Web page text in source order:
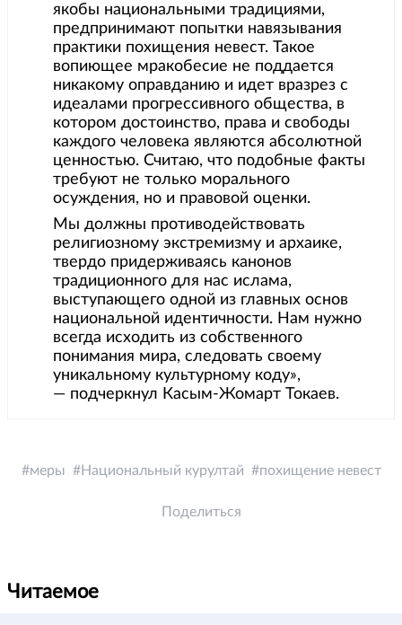
якобы национальными традициями,
предпринимают попытки навязывания
практики похищения невест. Такое
вопиющее мракобесие не поддается
никакому оправданию и идет вразрез с
идеалами прогрессивного общества, в
котором достоинство, права и свободы
каждого человека являются абсолютной
ценностью. Считаю, что подобные факты
требуют не только морального
осуждения, но и правовой оценки.
Мы должны противодействовать
религиозному экстремизму и архаике,
твердо придерживаясь канонов
традиционного для нас ислама,
выступающего одной из главных основ
национальной идентичности. Нам нужно
всегда исходить из собственного
понимания мира, следовать своему
уникальному культурному коду»,
— подчеркнул Касым-Жомарт Токаев.
меры Национальный курултай похищение невест
Поделиться
Читаемое